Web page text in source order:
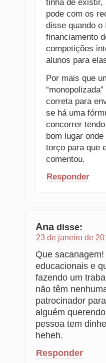
tinha de existir,
pode com os
disse quando o
financiamento
competições
alunos para
Por mais que
correta para
se há uma
concorrer
bom lugar
torço para que
comentou.
Responder
Ana disse:
23 de janeiro de
Que
educacionais e
fazendo um
não têm
patrocinador
alguém
pessoa tem
heheh.
Responder